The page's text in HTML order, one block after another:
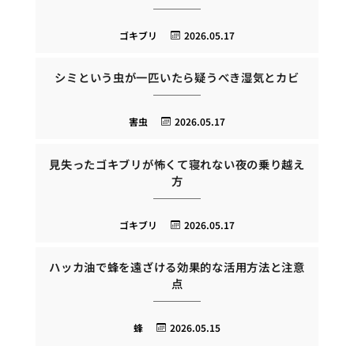
2026.05.17
ゴキブリ
シミという虫が一匹いたら疑うべき湿気とカビ
2026.05.17
害虫
見失ったゴキブリが怖くて寝れない夜の乗り越え
方
2026.05.17
ゴキブリ
ハッカ油で蜂を遠ざける効果的な活用方法と注意
点
2026.05.15
蜂